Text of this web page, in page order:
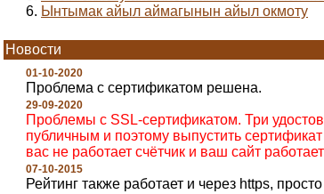
6. Ынтымак айыл аймагынын айыл окмоту
Новости
01-10-2020
Проблема с сертификатом решена.
29-09-2020
Проблемы с SSL-сертификатом. Три
публичным и поэтому выпустить
вас не работает счётчик и ваш сайт
07-10-2015
Рейтинг также работает и через https,